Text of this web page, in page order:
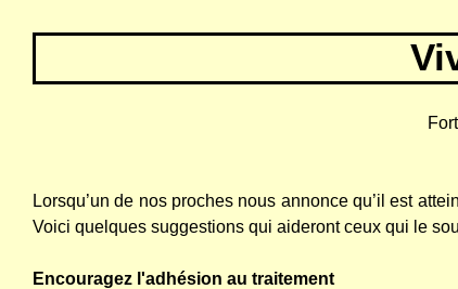
Lorsqu’un de nos proches nous annonce qu’il est
Voici quelques suggestions qui aideront ceux qui le
Encouragez l'adhésion au traitement